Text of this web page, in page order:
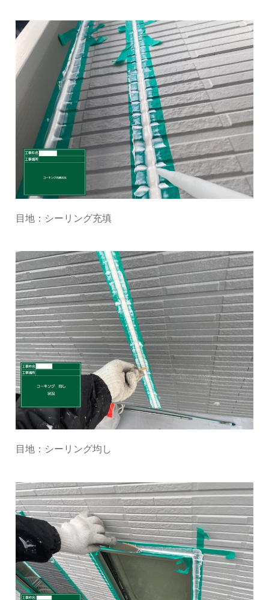
目地：シーリング充填
目地：シーリング均し